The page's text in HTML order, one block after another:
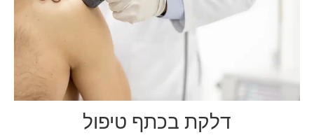
דלקת בכתף טיפול